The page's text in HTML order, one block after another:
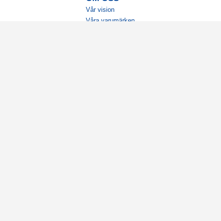
Vår vision
Våra varumärken